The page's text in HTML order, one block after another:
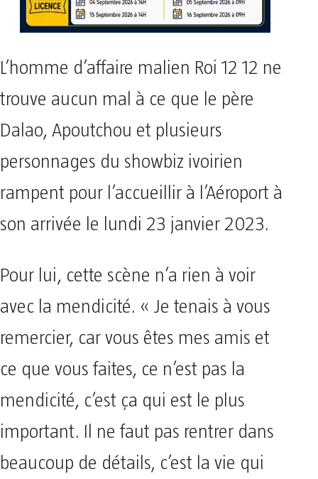
L’homme d’affaire malien Roi 12 12 ne
trouve aucun mal à ce que le père
Dalao, Apoutchou et plusieurs
personnages du showbiz ivoirien
rampent pour l’accueillir à l’Aéroport à
son arrivée le lundi 23 janvier 2023.
Pour lui, cette scène n’a rien à voir
avec la mendicité. « Je tenais à vous
remercier, car vous êtes mes amis et
ce que vous faites, ce n’est pas la
mendicité, c’est ça qui est le plus
important. Il ne faut pas rentrer dans
beaucoup de détails, c’est la vie qui